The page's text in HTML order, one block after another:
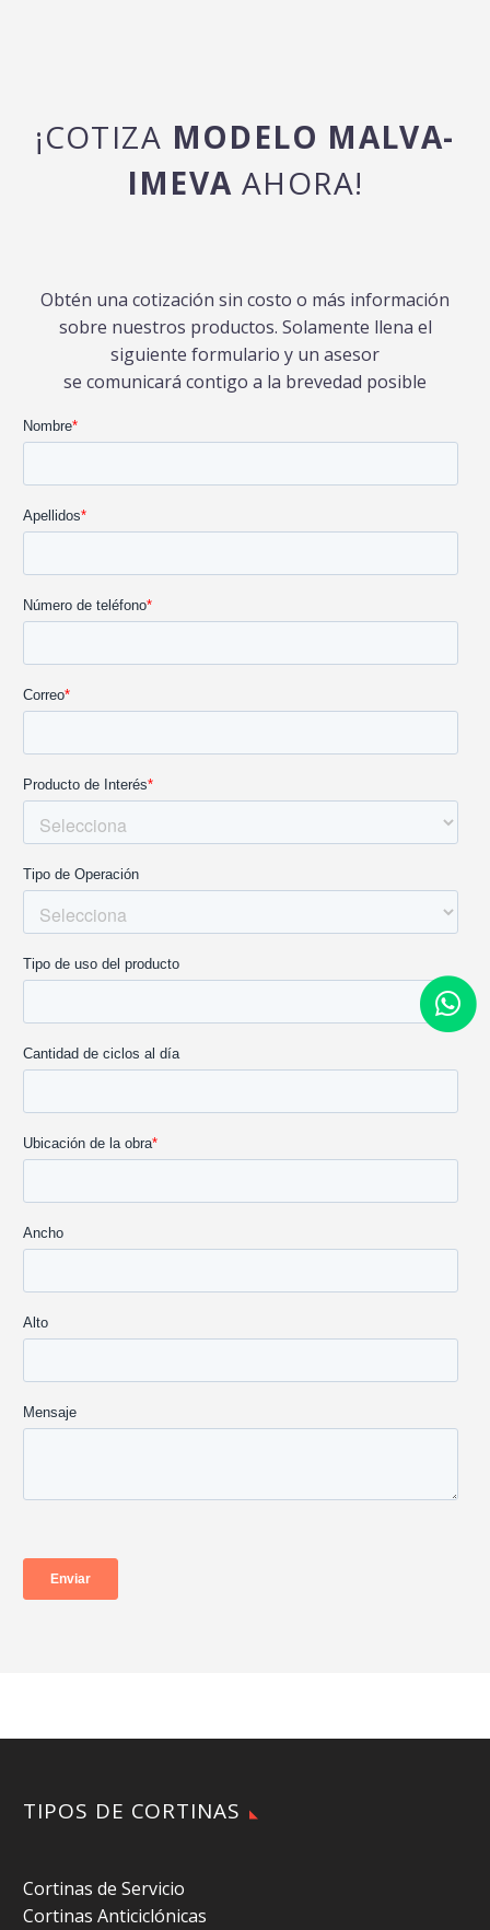
¡COTIZA MODELO MALVA-
IMEVA AHORA!
Obtén una cotización sin costo o más información
sobre nuestros productos. Solamente llena el
siguiente formulario y un asesor
se comunicará contigo a la brevedad posible
TIPOS DE CORTINAS
Cortinas de Servicio
Cortinas Anticiclónicas